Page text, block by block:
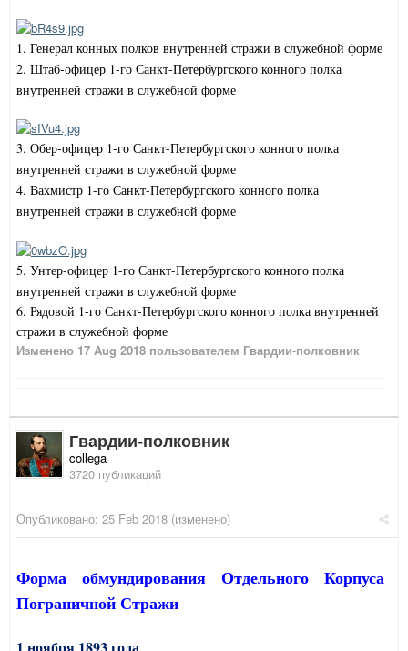
1. Генерал конных полков внутренней стражи в служебной форме
2. Штаб-офицер 1-го Санкт-Петербургского конного полка
внутренней стражи в служебной форме
3. Обер-офицер 1-го Санкт-Петербургского конного полка
внутренней стражи в служебной форме
4. Вахмистр 1-го Санкт-Петербургского конного полка
внутренней стражи в служебной форме
5. Унтер-офицер 1-го Санкт-Петербургского конного полка
внутренней стражи в служебной форме
6. Рядовой 1-го Санкт-Петербургского конного полка внутренней
стражи в служебной форме
Изменено 17 Aug 2018 пользователем Гвардии-полковник
Гвардии-полковник
collega
3720 публикаций
Опубликовано: 25 Feb 2018 (изменено)
Форма обмундирования Отдельного Корпуса
Пограничной Стражи